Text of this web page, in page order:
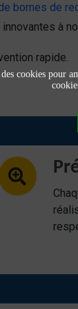
bornes de
à
rapide.
cookies pour